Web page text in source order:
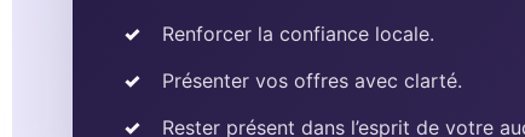
Renforcer la confiance locale.
Présenter vos offres avec clarté.
Rester présent dans l’esprit de votre